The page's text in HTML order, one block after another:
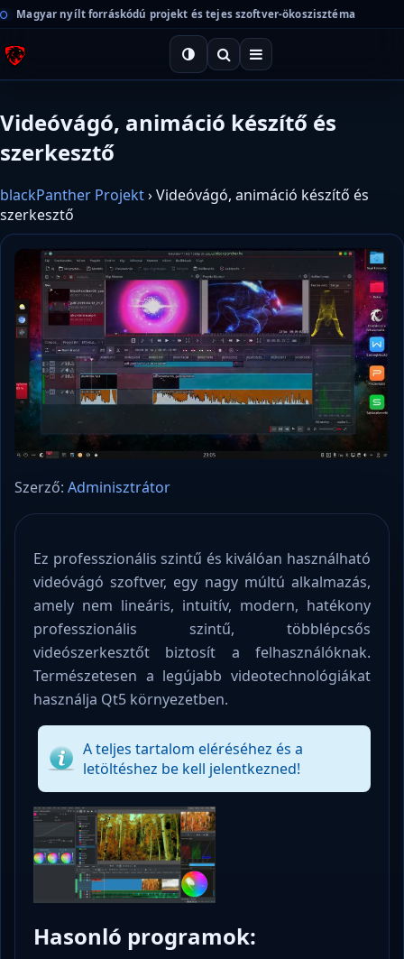
Magyar nyílt forráskódú projekt és tejes szoftver-ökoszisztéma
Videóvágó, animáció készítő és
szerkesztő
blackPanther Projekt›Videóvágó, animáció készítő és
szerkesztő
Szerző: Adminisztrátor
Ez professzionális szintű és kiválóan használható
videóvágó szoftver, egy nagy múltú alkalmazás,
amely nem lineáris, intuitív, modern, hatékony
professzionális szintű, többlépcsős
videószerkesztőt biztosít a felhasználóknak.
Természetesen a legújabb videotechnológiákat
használja Qt5 környezetben.
A teljes tartalom eléréséhez és a
letöltéshez be kell jelentkezned!
Hasonló programok: